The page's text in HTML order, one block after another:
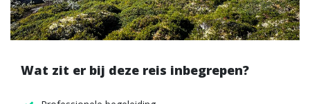
Wat zit er bij deze reis inbegrepen?